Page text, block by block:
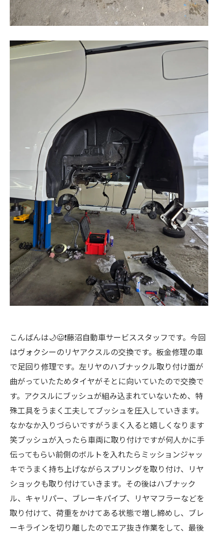
こんばんは🌙😃❗藤沼自動車サービススタッフです。今回
はヴォクシーのリヤアクスルの交換です。板金修理の車
で足回り修理です。左リヤのハブナックル取り付け面が
曲がっていたためタイヤがそとに向いていたので交換で
す。アクスルにブッシュが組み込まれていないため、特
殊工具をうまく工夫してブッシュを圧入していきます。
なかなか入りづらいですがうまく入ると嬉しくなります
笑ブッシュが入ったら車両に取り付けですが何人かに手
伝ってもらい前側のボルトを入れたらミッションジャッ
キでうまく持ち上げながらスプリングを取り付け、リヤ
ショックも取り付けていきます。その後はハブナック
ル、キャリパー、ブレーキパイプ、リヤマフラーなどを
取り付けて、荷重をかけてある状態で増し締めし、ブレ
ーキラインを切り離したのでエア抜き作業をして、最後